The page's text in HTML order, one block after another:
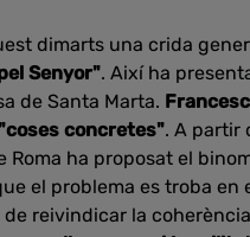
dimarts una crida
Senyor". Així ha
de Santa Marta. Francesc
"coses concretes". A partir
Roma ha proposat el
el problema es troba en
de reivindicar la